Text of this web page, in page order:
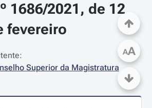
1686/2021, de 12
fevereiro
Superior da Magistratura
AA